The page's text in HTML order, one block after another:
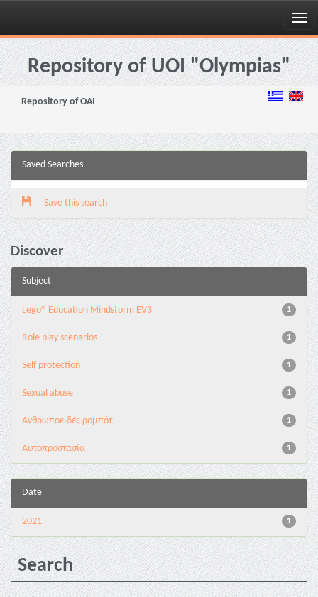
Skip
navigationRepository of UOI "Olympias"
Repository of OAI
Saved Searches
Save this search
Discover
Subject
1
Lego® Education Mindstorm EV3
1
Role play scenarios
1
Self protection
1
Sexual abuse
1
Ανθρωποειδές ρομπότ
1
Αυτοπροστασία
Date
1
2021
Search